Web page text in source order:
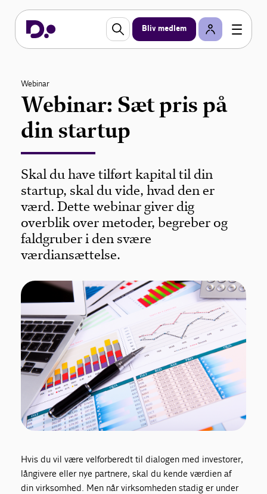
Bliv medlem
Webinar
Webinar: Sæt pris på
din startup
Skal du have tilført kapital til din
startup, skal du vide, hvad den er
værd. Dette webinar giver dig
overblik over metoder, begreber og
faldgruber i den svære
værdiansættelse.
Hvis du vil være velforberedt til dialogen med investorer,
långivere eller nye partnere, skal du kende værdien af
din virksomhed. Men når virksomheden stadig er under